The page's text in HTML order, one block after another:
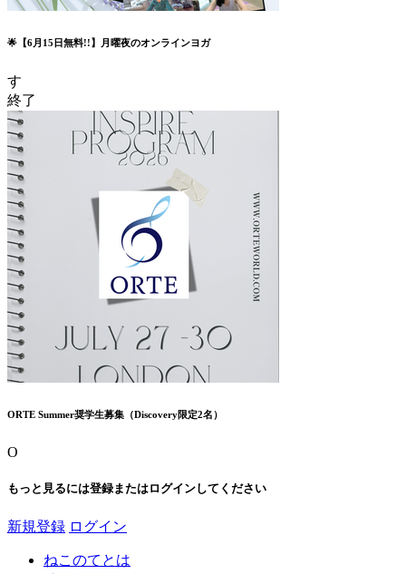
🌟【6月15日無料!!】月曜夜のオンラインヨガ
す
終了
ORTE Summer奨学生募集（Discovery限定2名）
O
もっと見るには登録またはログインしてください
新規登録 ログイン
ねこのてとは